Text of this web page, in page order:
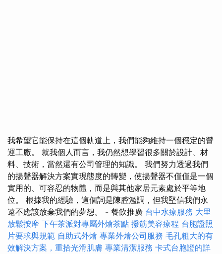
我希望它能保持在這個軌道上，我們能夠維持一個穩定的營
運工廠。 就我個人而言，我仍然想學習很多關於設計、材
料、技術，當然還有公司管理的知識。 我們努力透過我們
的揚聲器解決方案實現態度的轉變，使揚聲器不僅僅是一個
實用的、可容忍的物體，而是與其他家居元素處於平等地
位。 根據我的經驗，這個詞是陳腔濫調，但我堅信我們永
遠不應該放棄我們的夢想。 - 餐飲推廣 台中水療服務 大里
放鬆按摩 下午茶派對專屬外燴茶點 撥筋美容療程 台胞證照
片要求與規範 自助式外燴 專業外燴公司服務 毛孔粗大的有
效解決方案，重拾光滑肌膚 專業清潔服務 卡式台胞證的詳